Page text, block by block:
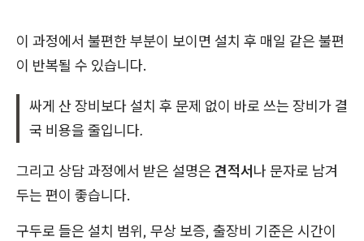
이 과정에서 불편한 부분이 보이면 설치 후 매일 같은 불편
이 반복될 수 있습니다.
싸게 산 장비보다 설치 후 문제 없이 바로 쓰는 장비가 결
국 비용을 줄입니다.
그리고 상담 과정에서 받은 설명은 견적서나 문자로 남겨
두는 편이 좋습니다.
구두로 들은 설치 범위, 무상 보증, 출장비 기준은 시간이